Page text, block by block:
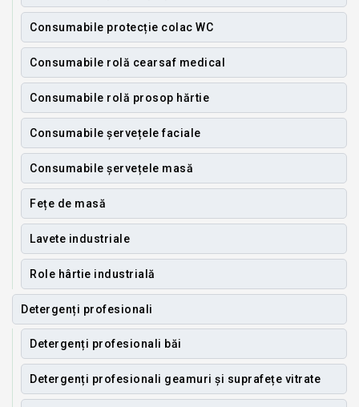
Consumabile protecție colac WC
Consumabile rolă cearsaf medical
Consumabile rolă prosop hărtie
Consumabile șervețele faciale
Consumabile șervețele masă
Fețe de masă
Lavete industriale
Role hârtie industrială
Detergenți profesionali
Detergenți profesionali băi
Detergenți profesionali geamuri și suprafețe vitrate